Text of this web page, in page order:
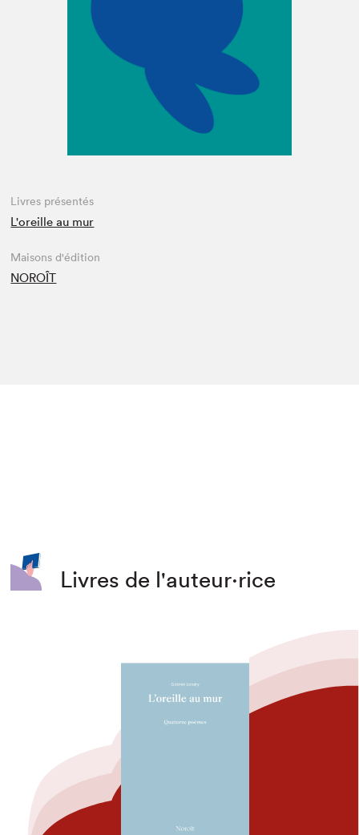
Espace enseignant·e·s
Espace pro
Livres présentés
L'oreille au mur
Maisons d'édition
NOROÎT
Livres de l'auteur·rice